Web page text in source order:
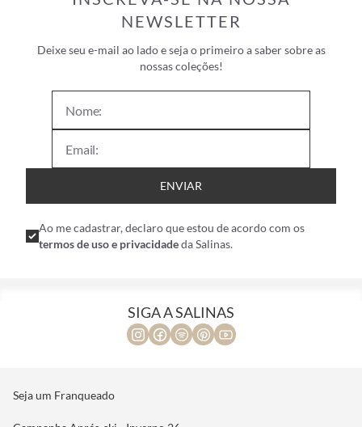
NEWSLETTER
Deixe seu e-mail ao lado e seja o primeiro a saber sobre as
nossas coleções!
ENVIAR
Ao me cadastrar, declaro que estou de acordo com os
termos de uso e privacidadeda Salinas.
SIGA A SALINAS
Seja um Franqueado